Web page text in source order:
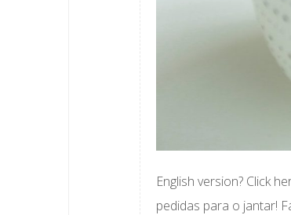
English version? Click
pedidas para o jantar!